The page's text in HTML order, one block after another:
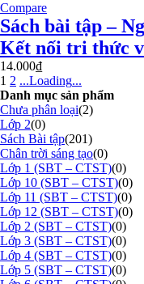
Compare
Sách bài tập –
Kết nối tri thức
14.000₫
1 2 ...Loading...
Danh mục sản phẩm
Chưa phân loại(2)
Lớp 2(0)
Sách Bài tập(201)
Chân trời sáng tạo(0)
Lớp 1 (SBT – CTST)(0)
Lớp 10 (SBT – CTST)(0)
Lớp 11 (SBT – CTST)(0)
Lớp 12 (SBT – CTST)(0)
Lớp 2 (SBT – CTST)(0)
Lớp 3 (SBT – CTST)(0)
Lớp 4 (SBT – CTST)(0)
Lớp 5 (SBT – CTST)(0)